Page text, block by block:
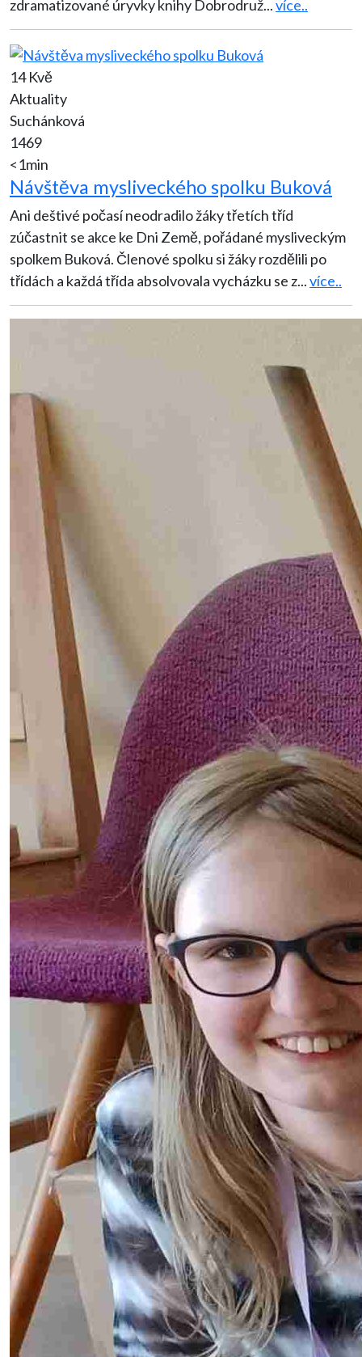
zdramatizované úryvky knihy Dobrodruž...více..
14 Kvě
Aktuality
Suchánková
1469
<1min
Návštěva mysliveckého spolku Buková
Ani deštivé počasí neodradilo žáky třetích tříd
zúčastnit se akce ke Dni Země, pořádané mysliveckým
spolkem Buková. Členové spolku si žáky rozdělili po
třídách a každá třída absolvovala vycházku se z...více..